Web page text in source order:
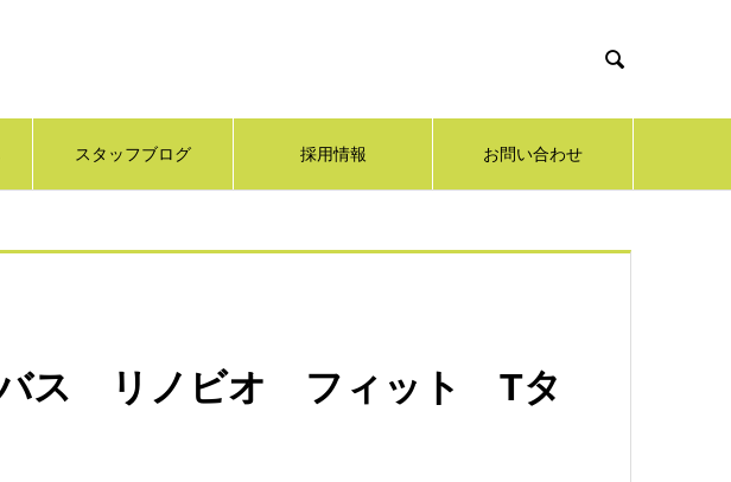

スタッフブログ 採用情報 お問い合わせ
ス リノビオ フィット Tタ